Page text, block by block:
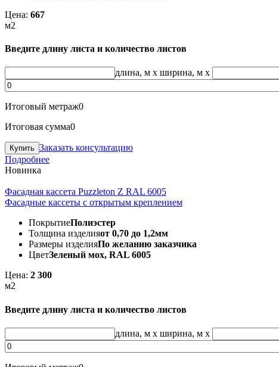
Цена: 667
м2
Введите длину листа и количество листов
длина, м x ширина, м x
Итоговый метраж0
Итоговая сумма0
Заказать консультацию
Подробнее
Новинка
Фасадная кассета Puzzleton Z RAL 6005
Фасадные кассеты с открытым креплением
ПокрытиеПолиэстер
Толщина изделияот 0,70 до 1,2мм
Размеры изделияПо желанию заказчика
ЦветЗеленый мох, RAL 6005
Цена: 2 300
м2
Введите длину листа и количество листов
длина, м x ширина, м x